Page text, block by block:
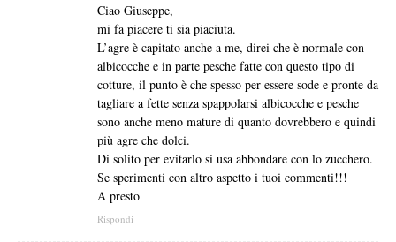
Ciao Giuseppe,
mi fa piacere ti sia piaciuta.
L’agre è capitato anche a me, direi che è normale con
albicocche e in parte pesche fatte con questo tipo di
cotture, il punto è che spesso per essere sode e pronte da
tagliare a fette senza spappolarsi albicocche e pesche
sono anche meno mature di quanto dovrebbero e quindi
più agre che dolci.
Di solito per evitarlo si usa abbondare con lo zucchero.
Se sperimenti con altro aspetto i tuoi commenti!!!
A presto
Rispondi